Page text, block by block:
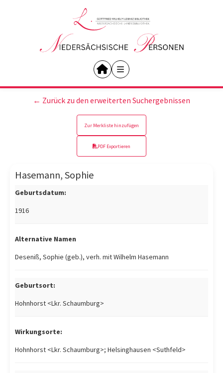
← Zurück zu den erweiterten Suchergebnissen
Zur Merkliste hinzufügen
PDF Exportieren
Hasemann, Sophie
Geburtsdatum:
1916
Alternative Namen
Deseniß, Sophie (geb.), verh. mit Wilhelm Hasemann
Geburtsort:
Hohnhorst <Lkr. Schaumburg>
Wirkungsorte:
Hohnhorst <Lkr. Schaumburg>; Helsinghausen <Suthfeld>